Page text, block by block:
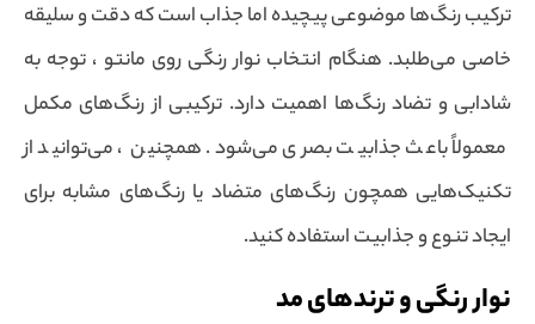
ترکیب رنگ‌ها موضوعی پیچیده اما جذاب است که دقت و سلیقه
خاصی می‌طلبد. هنگام انتخاب نوار رنگی روی مانتو ، توجه به
شادابی و تضاد رنگ‌ها اهمیت دارد. ترکیبی از رنگ‌های مکمل
معمولاً باعث جذابیت بصری می‌شود. همچنین ، می‌توانید از
تکنیک‌هایی همچون رنگ‌های متضاد یا رنگ‌های مشابه برای
ایجاد تنوع و جذابیت استفاده کنید.
نوار رنگی و ترندهای مد